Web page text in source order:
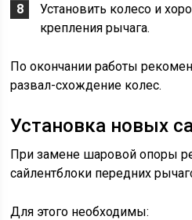
Установить колесо и
крепления рычага.
По окончании работы
развал-схождение колес.
Установка новых
При замене шаровой опоры
сайлентблоки передних
Для этого необходимы: